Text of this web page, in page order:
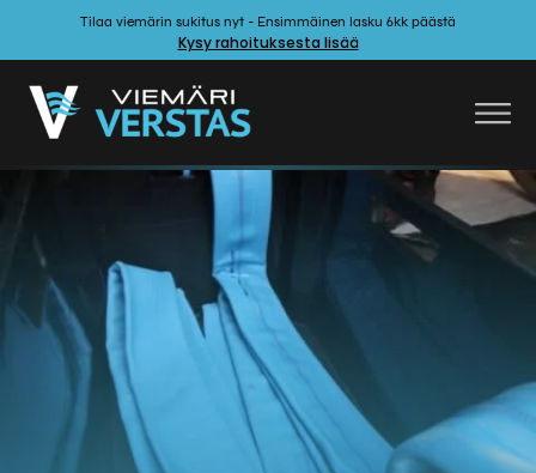
Tilaa viemärin sukitus nyt - Ensimmäinen lasku 6kk päästä
Kysy rahoituksesta lisää